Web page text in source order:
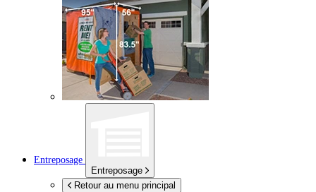
Entreposage
Entreposage
Retour au menu principal